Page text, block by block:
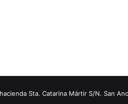
Sta. Catarina Mártir S/N. San